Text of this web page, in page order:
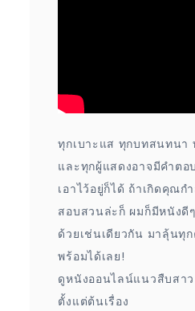
ทุกเบาะแส ทุกบทสนทนา
และทุกผู้แสดงอาจมีคำต
เอาไว้อยู่ก็ได้ ถ้าเกิดคุณ
สอบสวนล่ะก็ ผมก็มีหนัง
ด้วยเช่นเดียวกัน มาลุ้นทุ
พร้อมได้เลย!
ดูหนังออนไลน์แนวสืบสาว
ตั้งแต่ต้นเรื่อง